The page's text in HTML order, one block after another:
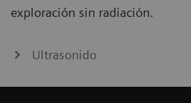
exploración sin radiación.
Ultrasonido